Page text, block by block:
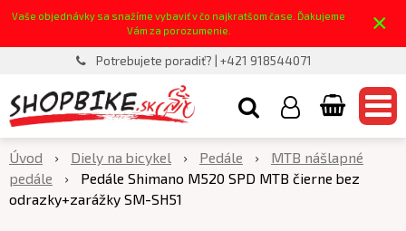
Vaše objednávky sa snažíme vybaviť v čo najkratšom čase. Ďakujeme
Vám za porozumenie.
×
Potrebujete poradiť? | +421 918544071
Úvod Diely na bicykel Pedále
MTB nášlapné
pedále
Pedále Shimano M520 SPD MTB čierne bez
odrazky+zarážky SM-SH51